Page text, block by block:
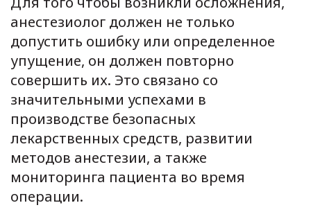
анестезиолог должен не только
допустить ошибку или определенное
упущение, он должен повторно
совершить их. Это связано со
значительными успехами в
производстве безопасных
лекарственных средств, развитии
методов анестезии, а также
мониторинга пациента во время
операции.